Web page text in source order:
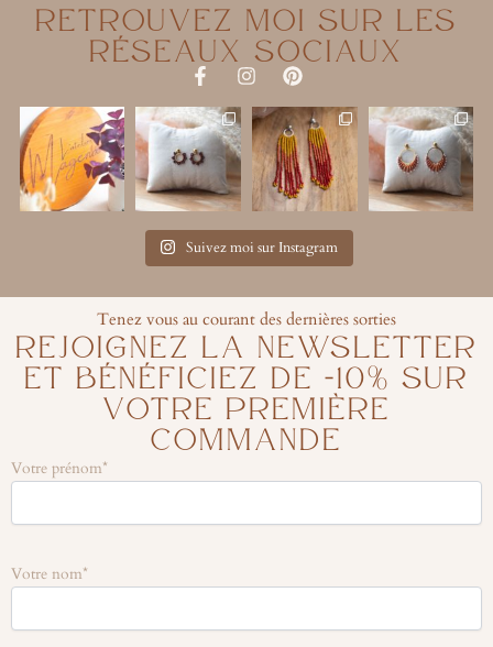
RETROUVEZ MOI SUR LES
RÉSEAUX SOCIAUX
F
a
c
e
b
o
o
k
-
f
I
n
a
g
r
a
m
P
i
n
t
e
r
e
s
t
Suivez moi sur Instagram
Tenez vous au courant des dernières sorties
REJOIGNEZ LA NEWSLETTER
ET BÉNÉFICIEZ DE -10% SUR
VOTRE PREMIÈRE
COMMANDE
Votre prénom*
Votre nom*